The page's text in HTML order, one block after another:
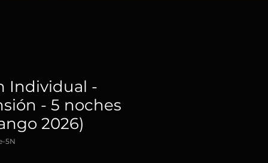
Individual -
- 5 noches
2026)
5N